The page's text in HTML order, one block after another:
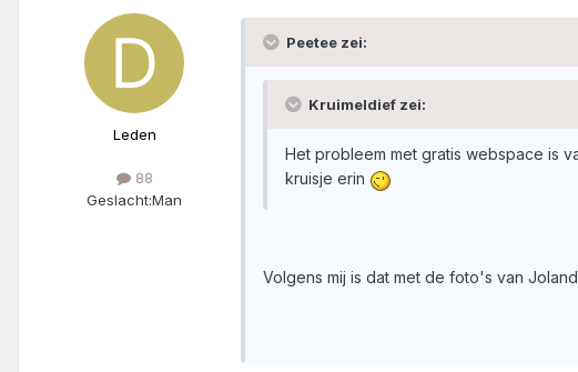
Leden
88
Geslacht:Man
Peetee zei:
Kruimeldief zei:
Het probleem met gratis webspace is
kruisje erin
Volgens mij is dat met de foto's van